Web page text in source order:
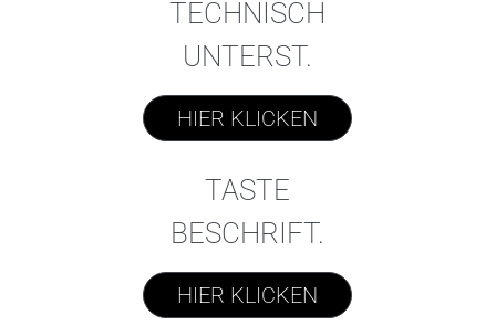
TECHNISCH
UNTERST.
HIER KLICKEN
TASTE
BESCHRIFT.
HIER KLICKEN